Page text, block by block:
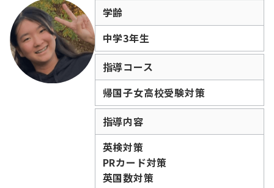
学齢
中学3年生
指導コース
帰国子女高校受験対策
指導内容
英検対策
PRカード対策
英国数対策